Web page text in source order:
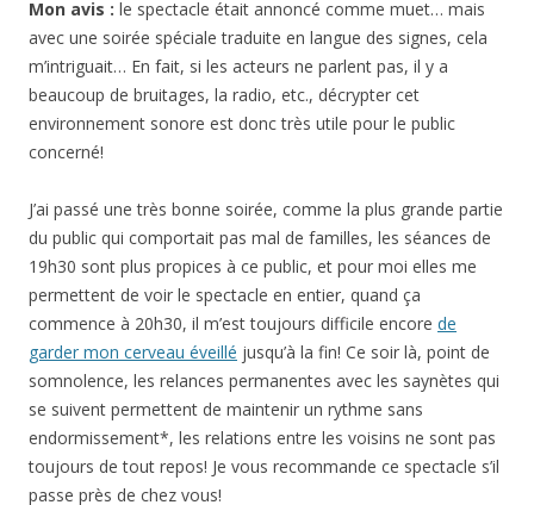
Mon avis : le spectacle était annoncé comme muet… mais
avec une soirée spéciale traduite en langue des signes, cela
m’intriguait… En fait, si les acteurs ne parlent pas, il y a
beaucoup de bruitages, la radio, etc., décrypter cet
environnement sonore est donc très utile pour le public
concerné!
J’ai passé une très bonne soirée, comme la plus grande partie
du public qui comportait pas mal de familles, les séances de
19h30 sont plus propices à ce public, et pour moi elles me
permettent de voir le spectacle en entier, quand ça
commence à 20h30, il m’est toujours difficile encore de
garder mon cerveau éveillé jusqu’à la fin! Ce soir là, point de
somnolence, les relances permanentes avec les saynètes qui
se suivent permettent de maintenir un rythme sans
endormissement*, les relations entre les voisins ne sont pas
toujours de tout repos! Je vous recommande ce spectacle s’il
passe près de chez vous!